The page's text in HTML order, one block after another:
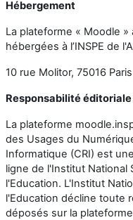
Hébergement
La plateforme « Moodle
hébergées à l’INSPE de
10 rue Molitor, 75016 Paris
Responsabilité éditoriale
La plateforme
des Usages du
Informatique (CRI) est
ligne de l'Institut National
l'Education. L'Institut
l'Education décline toute
déposés sur la